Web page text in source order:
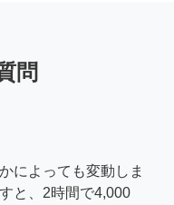
問
によっても変動しま
と、2時間で4,000